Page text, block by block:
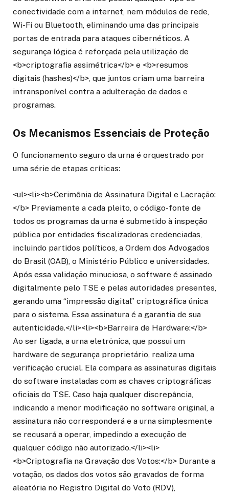
conectividade com a internet, nem módulos de rede,
Wi-Fi ou Bluetooth, eliminando uma das principais
portas de entrada para ataques cibernéticos. A
segurança lógica é reforçada pela utilização de
<b>criptografia assimétrica</b> e <b>resumos
digitais (hashes)</b>, que juntos criam uma barreira
intransponível contra a adulteração de dados e
programas.
Os Mecanismos Essenciais de Proteção
O funcionamento seguro da urna é orquestrado por
uma série de etapas críticas:
<ul><li><b>Cerimônia de Assinatura Digital e Lacração:
</b> Previamente a cada pleito, o código-fonte de
todos os programas da urna é submetido à inspeção
pública por entidades fiscalizadoras credenciadas,
incluindo partidos políticos, a Ordem dos Advogados
do Brasil (OAB), o Ministério Público e universidades.
Após essa validação minuciosa, o software é assinado
digitalmente pelo TSE e pelas autoridades presentes,
gerando uma “impressão digital” criptográfica única
para o sistema. Essa assinatura é a garantia de sua
autenticidade.</li><li><b>Barreira de Hardware:</b>
Ao ser ligada, a urna eletrônica, que possui um
hardware de segurança proprietário, realiza uma
verificação crucial. Ela compara as assinaturas digitais
do software instaladas com as chaves criptográficas
oficiais do TSE. Caso haja qualquer discrepância,
indicando a menor modificação no software original, a
assinatura não corresponderá e a urna simplesmente
se recusará a operar, impedindo a execução de
qualquer código não autorizado.</li><li>
<b>Criptografia na Gravação dos Votos:</b> Durante a
votação, os dados dos votos são gravados de forma
aleatória no Registro Digital do Voto (RDV),